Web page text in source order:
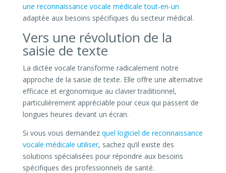
une reconnaissance vocale médicale tout-en-un
adaptée aux besoins spécifiques du secteur médical.
Vers une révolution de la
saisie de texte
La dictée vocale transforme radicalement notre
approche de la saisie de texte. Elle offre une alternative
efficace et ergonomique au clavier traditionnel,
particulièrement appréciable pour ceux qui passent de
longues heures devant un écran.
Si vous vous demandez quel logiciel de reconnaissance
vocale médicale utiliser, sachez qu’il existe des
solutions spécialisées pour répondre aux besoins
spécifiques des professionnels de santé.